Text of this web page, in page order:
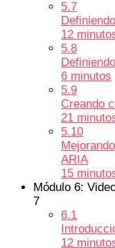
5.7
12
5.8
6 minutos
5.9
Creando
21
5.10
ARIA
15
Módulo 6:
7
6.1
12